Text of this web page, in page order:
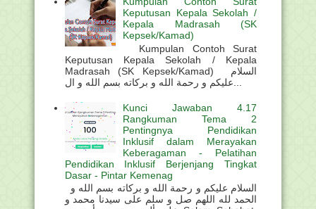
Keputusan Kepala Sekolah /
Kepala Madrasah (SK
Kepsek/Kamad)
Kumpulan Contoh Surat
Keputusan Kepala Sekolah / Kepala
Madrasah (SK Kepsek/Kamad) السلام
Kunci Jawaban 4.17
Rangkuman Tema 2
Pentingnya Pendidikan
Inklusif dalam Merayakan
Keberagaman - Pelatihan
Pendidikan Inklusif Berjenjang Tingkat
Dasar - Pintar Kemenag
الحمد لله اللهم صل و سلم على سيدنا محمد و